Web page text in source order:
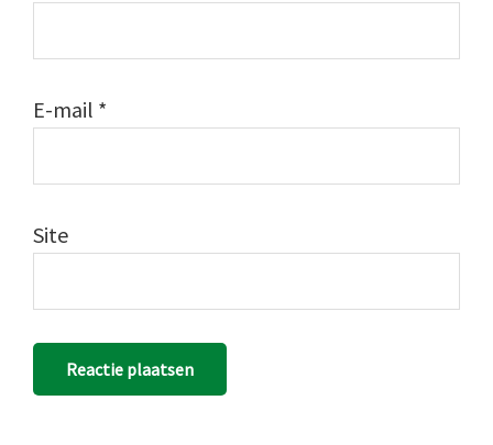
E-mail *
Site